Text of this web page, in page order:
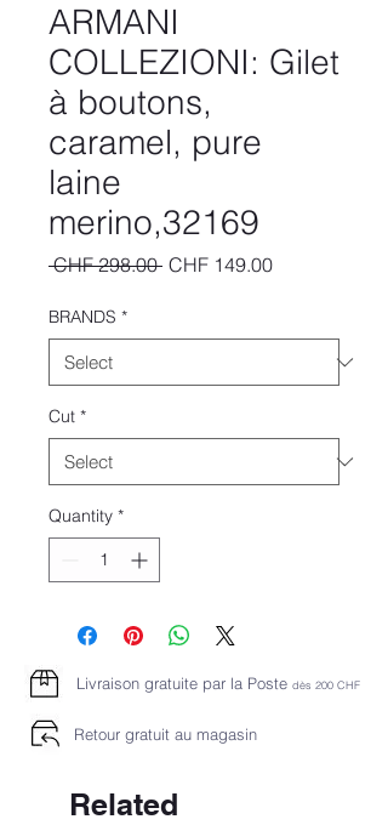
ARMANI
COLLEZIONI: Gilet
à boutons,
caramel, pure
laine
merino,32169
CHF 298.00 Regular
CHF 149.00Sale
BRANDS *
Cut *
Quantity *
Livraison gratuite par la Poste dès 200 CHF
Retour gratuit au magasin
Related